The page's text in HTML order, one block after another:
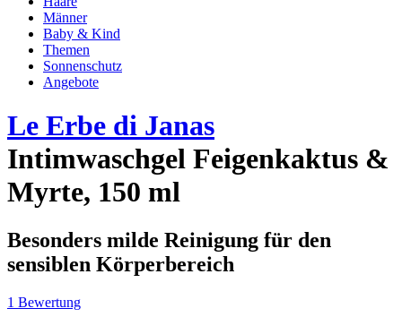
Männer
Baby & Kind
Themen
Sonnenschutz
Angebote
Le Erbe di Janas
Intimwaschgel Feigenkaktus &
Myrte, 150 ml
Besonders milde Reinigung für den
sensiblen Körperbereich
1 Bewertung